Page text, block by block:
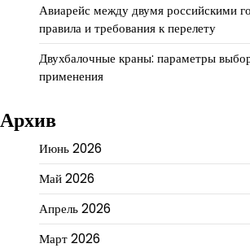
Авиарейс между двумя российскими
правила и требования к перелету
Двухбалочные краны: параметры
применения
Архив
Июнь 2026
Май 2026
Апрель 2026
Март 2026